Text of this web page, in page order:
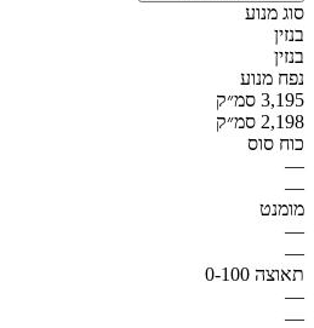
סוג מנוע
בנזין
בנזין
נפח מנוע
3,195 סמ״ק
2,198 סמ״ק
כוח סוס
—
—
מומנט
—
—
תאוצה 0-100
—
—